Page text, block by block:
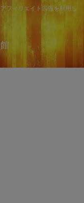
フィリエイト広告を利用し